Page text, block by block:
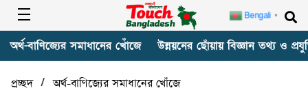
অর্থ-বাণিজ্যের সমাধানের খোঁজে উন্নয়নের ছোঁয়ায় বিজ্ঞান তথ্য ও
প্রচ্ছদ/অর্থ-বাণিজ্যের সমাধানের খোঁজে
Bengali ▼